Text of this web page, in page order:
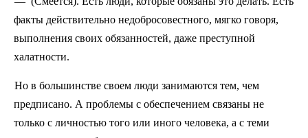
факты действительно недобросовестного, мягко говоря,
выполнения своих обязанностей, даже преступной
халатности.
Но в большинстве своем люди занимаются тем, чем
предписано. А проблемы с обеспечением связаны не
только с личностью того или иного человека, а с теми